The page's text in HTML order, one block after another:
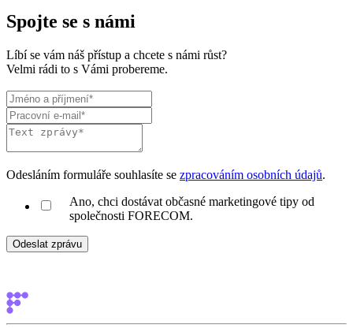
Spojte se s námi
Líbí se vám náš přístup a chcete s námi růst?
Velmi rádi to s Vámi probereme.
Odesláním formuláře souhlasíte se zpracováním osobních údajů.
Ano, chci dostávat občasné marketingové tipy od
společnosti FORECOM.